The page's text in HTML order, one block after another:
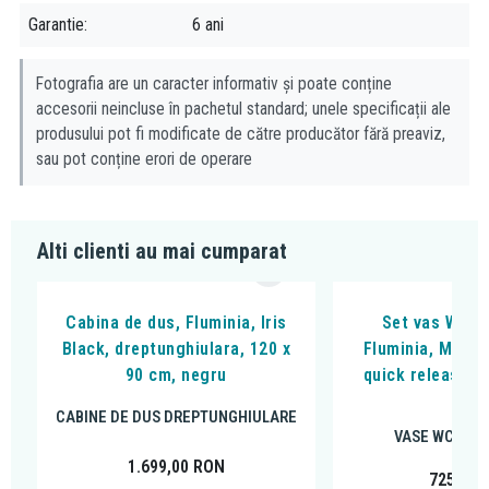
material: polipropilenă rezistentă la șocuri mecanice, chimice
material: otel inoxidabil AISI 304, DIN 1.4301
Garantie 6 ani
Fotografia are un caracter informativ și poate conține
accesorii neincluse în pachetul standard; unele specificații ale
produsului pot fi modificate de către producător fără preaviz,
sau pot conține erori de operare
Alti clienti au mai cumparat
Cabina de dus, Fluminia, Iris
Black, dreptunghiulara, 120 x
90 cm, negru
CABINE DE DUS DREPTUNGHIULARE
1.699,00 RON
Set vas WC
Fluminia,
quick release
VASE WC
725,00